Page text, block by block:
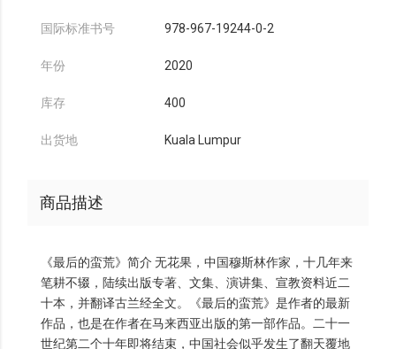
国际标准书号 978-967-19244-0-2
年份 2020
库存 400
出货地 Kuala Lumpur
商品描述
《最后的蛮荒》简介 无花果，中国穆斯林作家，十几年来
笔耕不辍，陆续出版专著、文集、演讲集、宣教资料近二
十本，并翻译古兰经全文。《最后的蛮荒》是作者的最新
作品，也是在作者在马来西亚出版的第一部作品。二十一
世纪第二个十年即将结束，中国社会似乎发生了翻天覆地